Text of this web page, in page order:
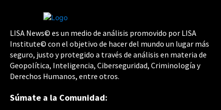
LISA News© es un medio de análisis promovido por LISA
Institute© con el objetivo de hacer del mundo un lugar más
seguro, justo y protegido a través de análisis en materia de
Geopolítica, Inteligencia, Ciberseguridad, Criminología y
Derechos Humanos, entre otros.
Súmate a la Comunidad: